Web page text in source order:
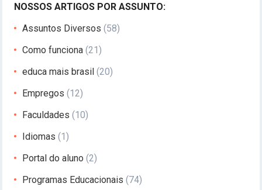
NOSSOS ARTIGOS POR ASSUNTO:
Assuntos Diversos (58)
Como funciona (21)
educa mais brasil (20)
Empregos (12)
Faculdades (10)
Idiomas (1)
Portal do aluno (2)
Programas Educacionais (74)